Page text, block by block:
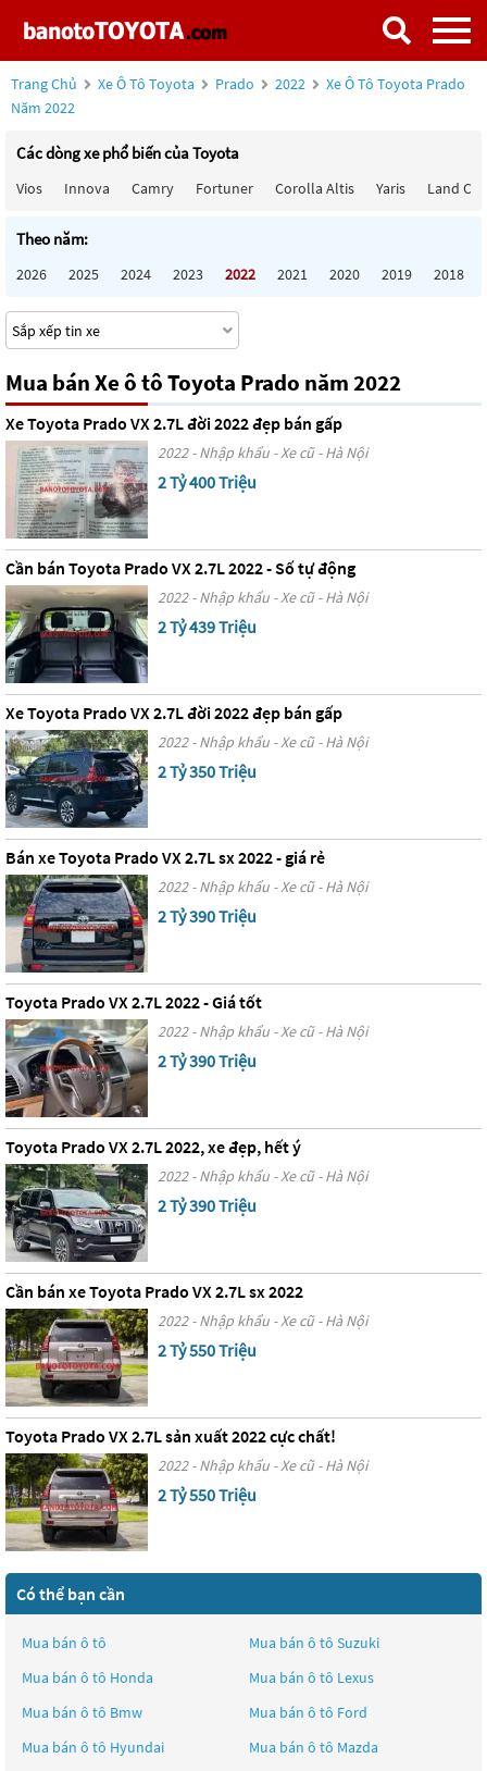
Trang Chủ Xe Ô Tô Toyota Prado 2022
Xe Ô Tô Toyota Prado
Năm 2022
Các dòng xe phổ biến của Toyota
Vios Innova Camry Fortuner Corolla Altis Yaris Land
Theo năm:
2026 2025 2024 2023 2022 2021 2020 2019 2018
Mua bán Xe ô tô Toyota Prado năm 2022
Xe Toyota Prado VX 2.7L đời 2022 đẹp bán gấp
2022 - Nhập khẩu - Xe cũ - Hà Nội
2 Tỷ 400 Triệu
Cần bán Toyota Prado VX 2.7L 2022 - Số tự động
2022 - Nhập khẩu - Xe cũ - Hà Nội
2 Tỷ 439 Triệu
Xe Toyota Prado VX 2.7L đời 2022 đẹp bán gấp
2022 - Nhập khẩu - Xe cũ - Hà Nội
2 Tỷ 350 Triệu
Bán xe Toyota Prado VX 2.7L sx 2022 - giá rẻ
2022 - Nhập khẩu - Xe cũ - Hà Nội
2 Tỷ 390 Triệu
Toyota Prado VX 2.7L 2022 - Giá tốt
2022 - Nhập khẩu - Xe cũ - Hà Nội
2 Tỷ 390 Triệu
Toyota Prado VX 2.7L 2022, xe đẹp, hết ý
2022 - Nhập khẩu - Xe cũ - Hà Nội
2 Tỷ 390 Triệu
Cần bán xe Toyota Prado VX 2.7L sx 2022
2022 - Nhập khẩu - Xe cũ - Hà Nội
2 Tỷ 550 Triệu
Toyota Prado VX 2.7L sản xuất 2022 cực chất!
2022 - Nhập khẩu - Xe cũ - Hà Nội
2 Tỷ 550 Triệu
Có thể bạn cần
Mua bán ô tô Mua bán ô tô Suzuki
Mua bán ô tô Honda Mua bán ô tô Lexus
Mua bán ô tô Bmw Mua bán ô tô Ford
Mua bán ô tô Hyundai Mua bán ô tô Mazda